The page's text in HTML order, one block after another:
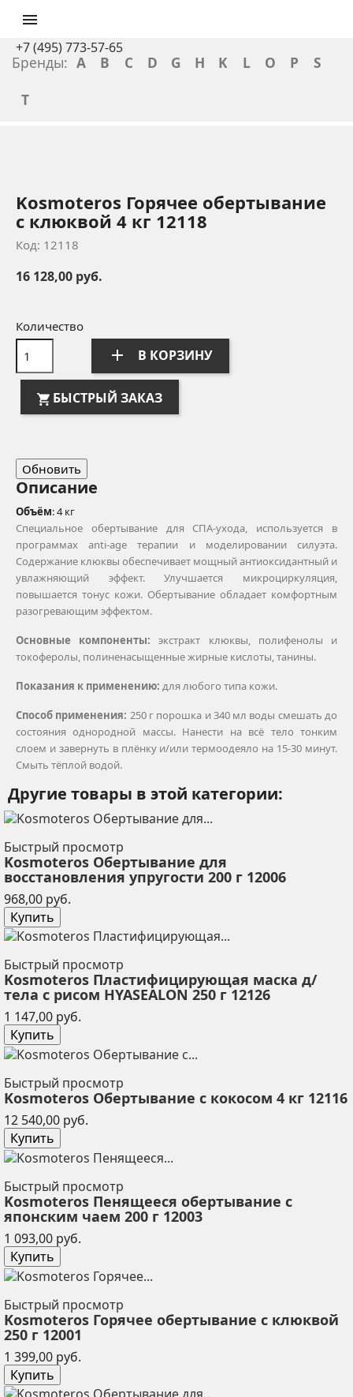

+7 (495) 773-57-65
Бренды: A B C D G H K L O P
S
T
Kosmoteros Горячее обертывание
с клюквой 4 кг 12118
Код: 12118
16 128,00 руб.
Количество
add В КОРЗИНУ
БЫСТРЫЙ ЗАКАЗ
Описание
Объём: 4 кг
Специальное обертывание для СПА-ухода, используется в
программах anti-age терапии и моделировании силуэта.
Содержание клюквы обеспечивает мощный антиоксидантный и
увлажняющий эффект. Улучшается микроциркуляция,
повышается тонус кожи. Обертывание обладает комфортным
разогревающим эффектом.
Основные компоненты: экстракт клюквы, полифенолы и
токоферолы, полиненасыщенные жирные кислоты, танины.
Показания к применению: для любого типа кожи.
Способ применения: 250 г порошка и 340 мл воды смешать до
состояния однородной массы. Нанести на всё тело тонким
слоем и завернуть в плёнку и/или термоодеяло на 15-30 минут.
Смыть тёплой водой.
Другие товары в этой категории:
Быстрый просмотр
Kosmoteros Обертывание для
восстановления упругости 200 г 12006
968,00 руб.
Купить
Быстрый просмотр
Kosmoteros Пластифицирующая маска д/
тела с рисом HYASEALON 250 г 12126
1 147,00 руб.
Купить
Быстрый просмотр
Kosmoteros Обертывание с кокосом 4 кг 12116
12 540,00 руб.
Купить
Быстрый просмотр
Kosmoteros Пенящееся обертывание с
японским чаем 200 г 12003
1 093,00 руб.
Купить
Быстрый просмотр
Kosmoteros Горячее обертывание с клюквой
250 г 12001
1 399,00 руб.
Купить